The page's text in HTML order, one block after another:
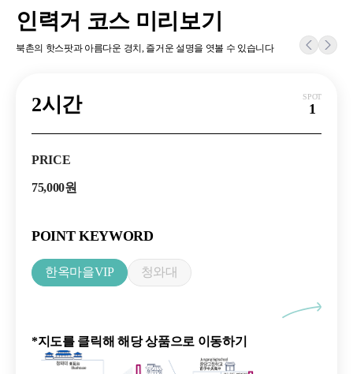
인력거 코스 미리보기
북촌의 핫스팟과 아름다운 경치, 즐거운 설명을 엿볼 수 있습니다
2시간 SPOT
1
PRICE
75,000원
POINT KEYWORD
한옥마을VIP 청와대
*지도를 클릭해 해당 상품으로 이동하기
1.5 HOURS SPOT
2
PRICE
60,000원
POINT KEYWORD
#Autumn Leaves Tour
청계천 야행
*지도를 클릭해 해당 상품으로 이동하기
1 HOURS SPOT
3
PRICE
45,000\~
POINT KEYWORD
#한옥마을
*지도를 클릭해 해당 상품으로 이동하기